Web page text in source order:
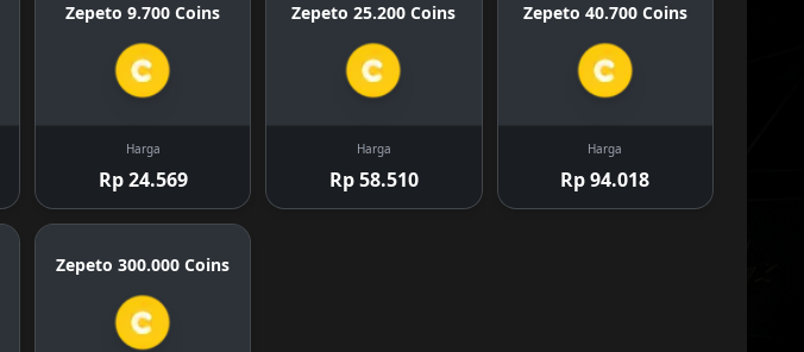
Zepeto 9.700 Coins
Harga
Rp 24.569
Zepeto 25.200 Coins
Harga
Rp 58.510
Zepeto 40.700 Coins
Harga
Rp 94.018
Zepeto 300.000 Coins